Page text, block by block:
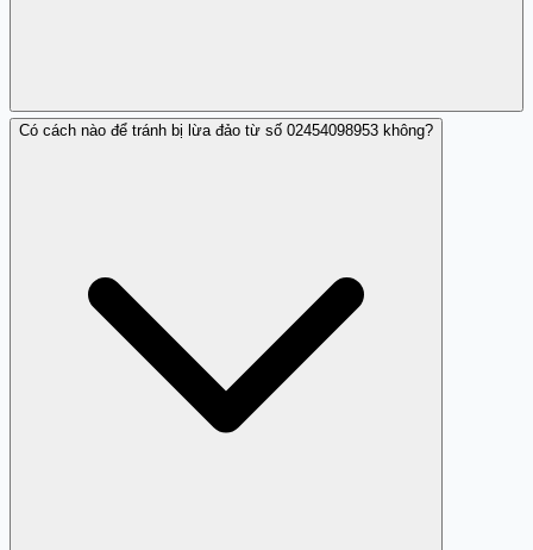
Không, số này được xác nhận là lừa đảo và không thuộc
Có cách nào để tránh bị lừa đảo từ số 02454098953 không?